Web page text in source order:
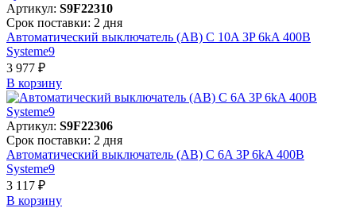
Артикул: S9F22310
Срок поставки: 2 дня
Автоматический выключатель (АВ) C 10A 3P 6kA 400В
Systeme9
3 977 ₽
В корзинy
Артикул: S9F22306
Срок поставки: 2 дня
Автоматический выключатель (АВ) C 6A 3P 6kA 400В
Systeme9
3 117 ₽
В корзинy